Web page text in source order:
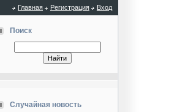
Главная Регистрация Вход
Поиск
Случайная новость